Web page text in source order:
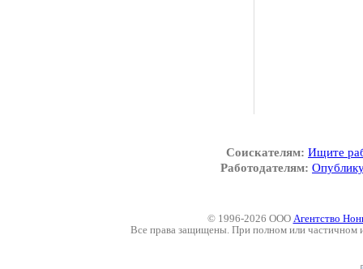
Соискателям: Ищите
Работодателям:
© 1996-2026 ООО Агентство
Все права защищены. При полном или частичном